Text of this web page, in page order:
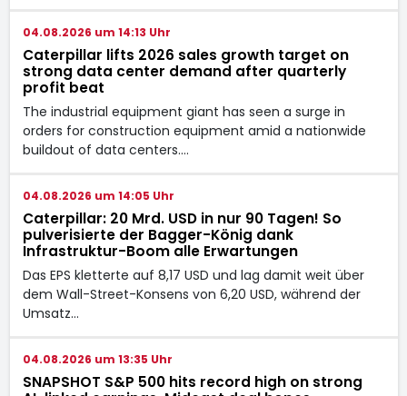
04.08.2026 um 14:13 Uhr
Caterpillar lifts 2026 sales growth target on
strong data center demand after quarterly
profit beat
The industrial equipment giant has seen a surge in
orders for construction equipment amid a nationwide
buildout of data centers.…
04.08.2026 um 14:05 Uhr
Caterpillar: 20 Mrd. USD in nur 90 Tagen! So
pulverisierte der Bagger-König dank
Infrastruktur-Boom alle Erwartungen
Das EPS kletterte auf 8,17 USD und lag damit weit über
dem Wall-Street-Konsens von 6,20 USD, während der
Umsatz…
04.08.2026 um 13:35 Uhr
SNAPSHOT S&P 500 hits record high on strong